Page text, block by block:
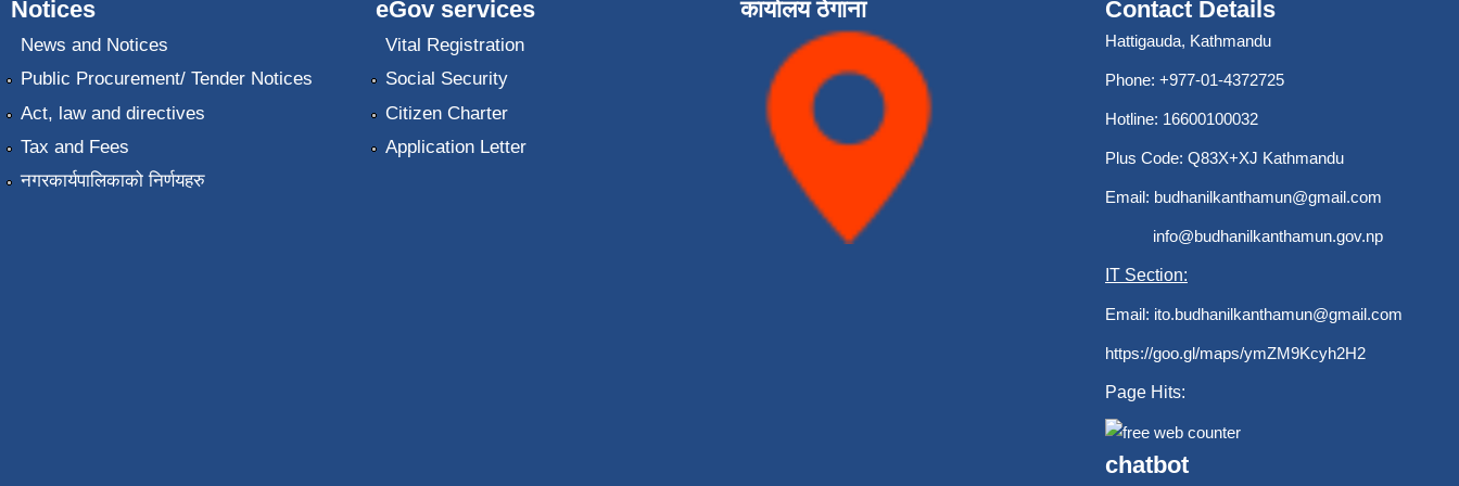
Notices
News and Notices
Public Procurement/ Tender Notices
Act, law and directives
Tax and Fees
नगरकार्यपालिकाको निर्णयहरु
eGov services
Vital Registration
Social Security
Citizen Charter
Application Letter
कार्यालय ठेगाना Contact Details
Hattigauda, Kathmandu
Phone: +977-01-4372725
Hotline: 16600100032
Plus Code: Q83X+XJ Kathmandu
Email: budhanilkanthamun@gmail.com
info@budhanilkanthamun.gov.np
IT Section:
Email: ito.budhanilkanthamun@gmail.com
https://goo.gl/maps/ymZM9Kcyh2H2
Page Hits:
chatbot